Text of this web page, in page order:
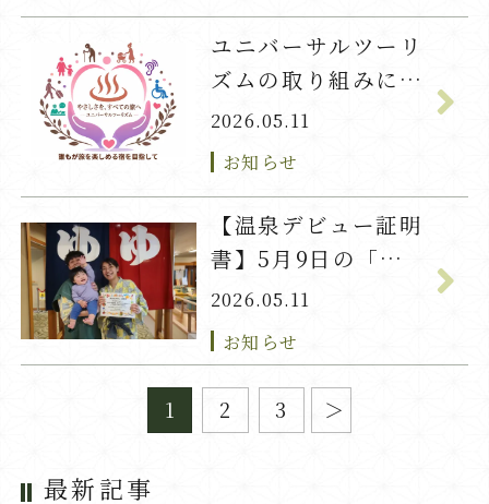
ユニバーサルツーリ
ズムの取り組みにつ
いて
2026.05.11
お知らせ
【温泉デビュー証明
書】5月9日の「か
い」君
2026.05.11
お知らせ
1 2 3
最新記事